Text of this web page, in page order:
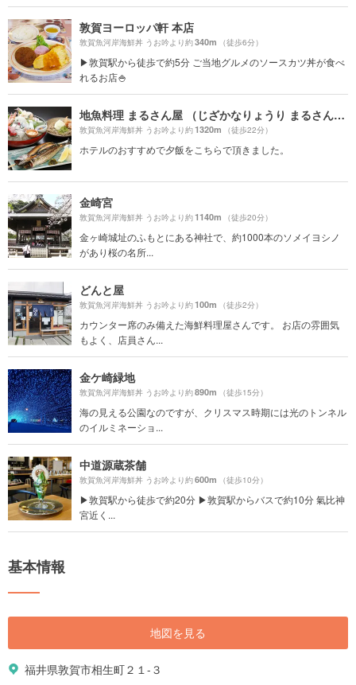
敦賀ヨーロッパ軒 本店
敦賀魚河岸海鮮丼 うお吟より約340m （徒歩6分）
▶︎敦賀駅から徒歩で約5分 ご当地グルメのソースカツ丼が食べ
れるお店🍚
地魚料理 まるさん屋 （じざかなりょうり まるさんや）
敦賀魚河岸海鮮丼 うお吟より約1320m （徒歩22分）
ホテルのおすすめで夕飯をこちらで頂きました。
金崎宮
敦賀魚河岸海鮮丼 うお吟より約1140m （徒歩20分）
金ヶ崎城址のふもとにある神社で、約1000本のソメイヨシノ
があり桜の名所...
どんと屋
敦賀魚河岸海鮮丼 うお吟より約100m （徒歩2分）
カウンター席のみ備えた海鮮料理屋さんです。 お店の雰囲気
もよく、店員さん...
金ケ崎緑地
敦賀魚河岸海鮮丼 うお吟より約890m （徒歩15分）
海の見える公園なのですが、クリスマス時期には光のトンネル
のイルミネーショ...
中道源蔵茶舗
敦賀魚河岸海鮮丼 うお吟より約600m （徒歩10分）
▶︎敦賀駅から徒歩で約20分 ▶︎敦賀駅からバスで約10分 氣比神
宮近く...
基本情報
地図を見る
福井県敦賀市相生町２１-３